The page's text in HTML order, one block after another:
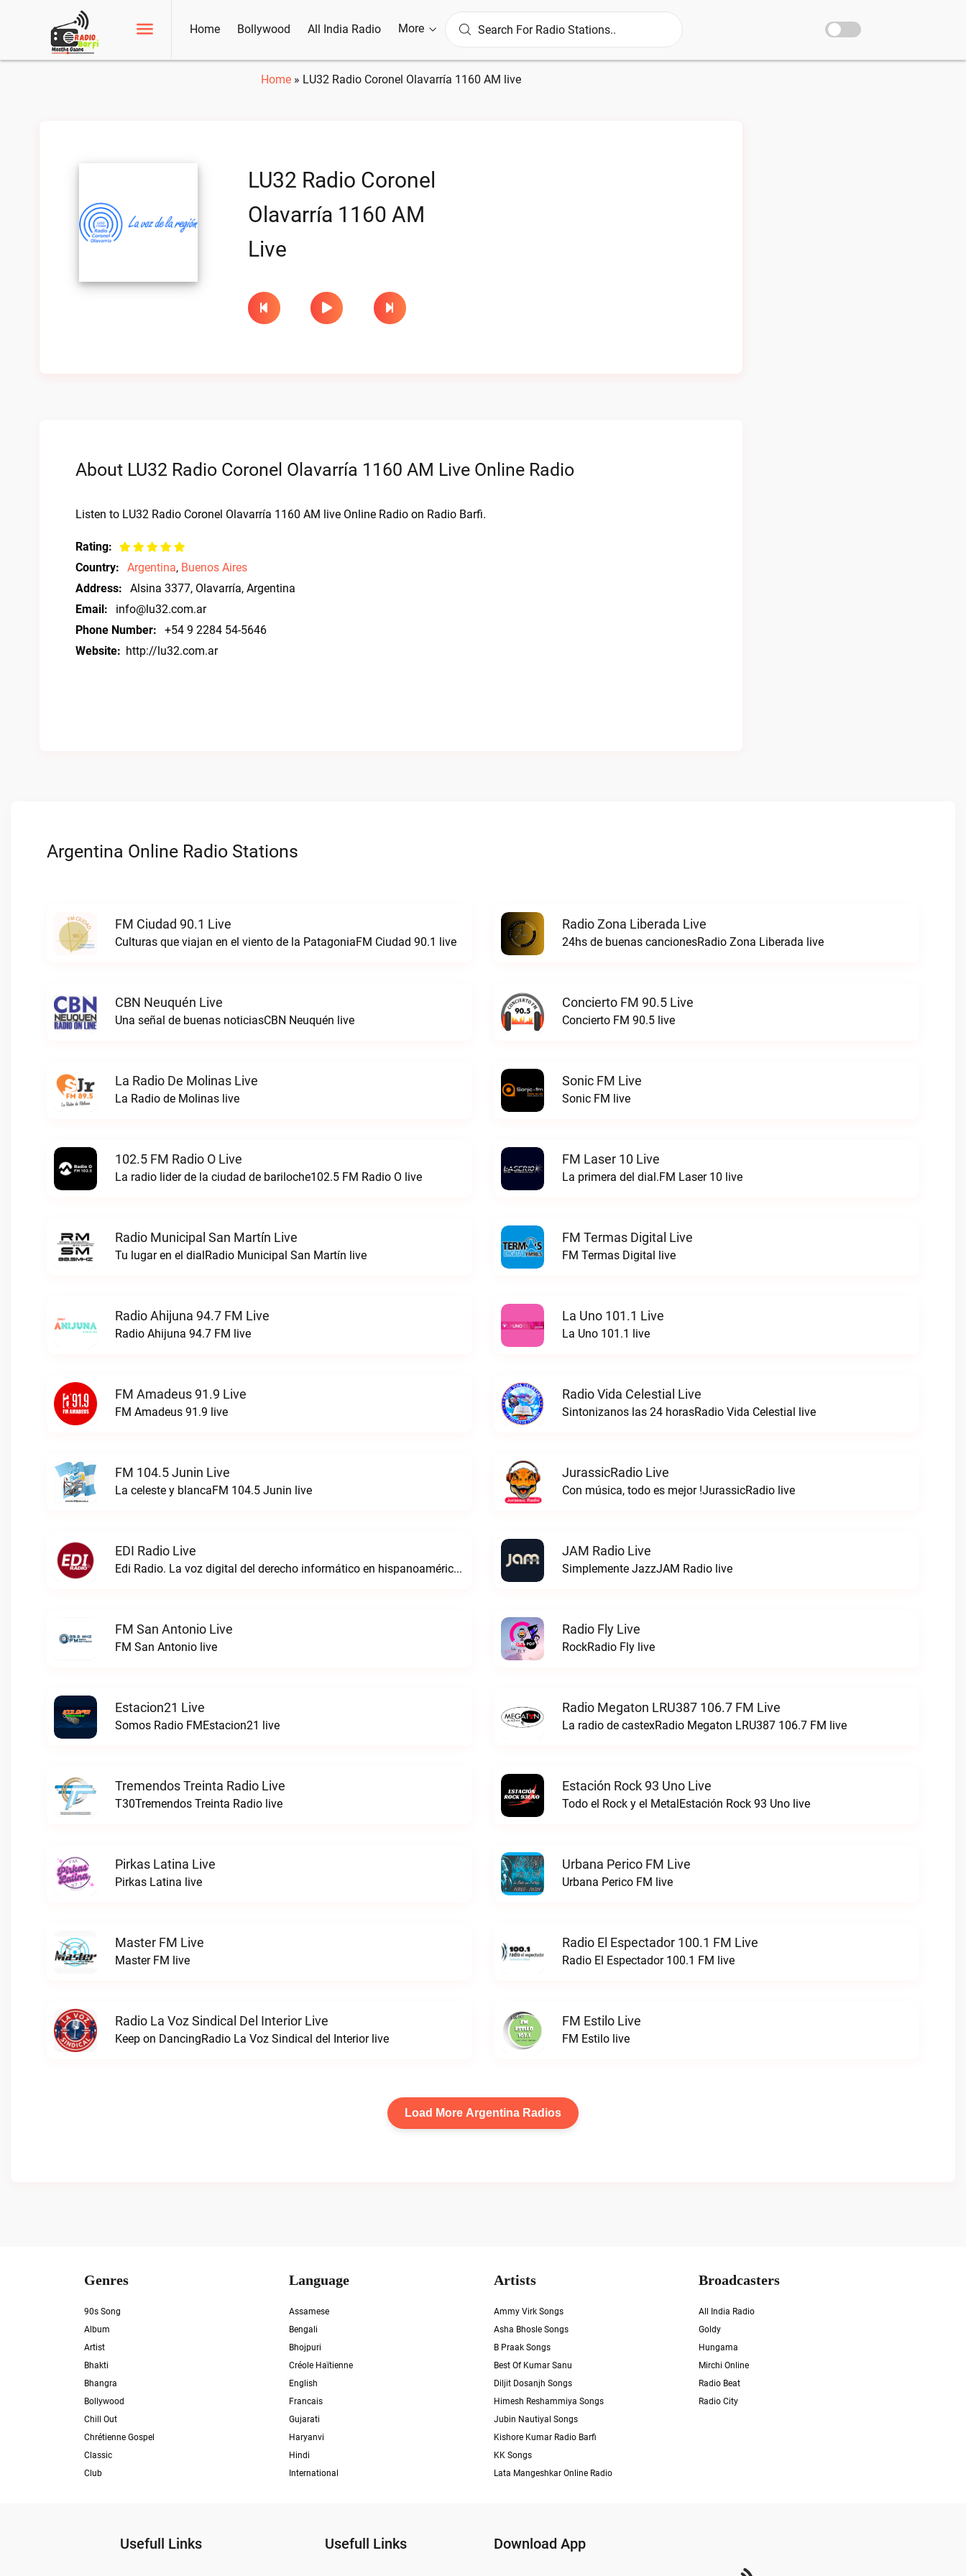
Home Bollywood All India Radio More
Home » LU32 Radio Coronel Olavarría 1160 AM live
LU32 Radio Coronel
Olavarría 1160 AM
Live
About LU32 Radio Coronel Olavarría 1160 AM Live Online Radio
Listen to LU32 Radio Coronel Olavarría 1160 AM live Online Radio on Radio Barfi.
Rating:
Country:
Argentina, Buenos Aires
Address:
Alsina 3377, Olavarría, Argentina
Email:
info@lu32.com.ar
Phone Number:
+54 9 2284 54-5646
Website: http://lu32.com.ar
Argentina Online Radio Stations
FM Ciudad 90.1 Live
Culturas que viajan en el viento de la PatagoniaFM Ciudad 90.1 live
Radio Zona Liberada Live
24hs de buenas cancionesRadio Zona Liberada live
CBN Neuquén Live
Una señal de buenas noticiasCBN Neuquén live
Concierto FM 90.5 Live
Concierto FM 90.5 live
La Radio De Molinas Live
La Radio de Molinas live
Sonic FM Live
Sonic FM live
102.5 FM Radio O Live
La radio lider de la ciudad de bariloche102.5 FM Radio O live
FM Laser 10 Live
La primera del dial.FM Laser 10 live
Radio Municipal San Martín Live
Tu lugar en el dialRadio Municipal San Martín live
FM Termas Digital Live
FM Termas Digital live
Radio Ahijuna 94.7 FM Live
Radio Ahijuna 94.7 FM live
La Uno 101.1 Live
La Uno 101.1 live
FM Amadeus 91.9 Live
FM Amadeus 91.9 live
Radio Vida Celestial Live
Sintonizanos las 24 horasRadio Vida Celestial live
FM 104.5 Junin Live
La celeste y blancaFM 104.5 Junin live
JurassicRadio Live
Con música, todo es mejor !JurassicRadio live
EDI Radio Live
Edi Radio. La voz digital del derecho informático en hispanoaméricaEDI Radio live
JAM Radio Live
Simplemente JazzJAM Radio live
FM San Antonio Live
FM San Antonio live
Radio Fly Live
RockRadio Fly live
Estacion21 Live
Somos Radio FMEstacion21 live
Radio Megaton LRU387 106.7 FM Live
La radio de castexRadio Megaton LRU387 106.7 FM live
Tremendos Treinta Radio Live
T30Tremendos Treinta Radio live
Estación Rock 93 Uno Live
Todo el Rock y el MetalEstación Rock 93 Uno live
Pirkas Latina Live
Pirkas Latina live
Urbana Perico FM Live
Urbana Perico FM live
Master FM Live
Master FM live
Radio El Espectador 100.1 FM Live
Radio El Espectador 100.1 FM live
Radio La Voz Sindical Del Interior Live
Keep on DancingRadio La Voz Sindical del Interior live
FM Estilo Live
FM Estilo live
Load More Argentina Radios
Genres
90s Song
Album
Artist
Bhakti
Bhangra
Bollywood
Chill Out
Chrétienne Gospel
Classic
Club
Language
Assamese
Bengali
Bhojpuri
Créole Haïtienne
English
Francais
Gujarati
Haryanvi
Hindi
International
Artists
Ammy Virk Songs
Asha Bhosle Songs
B Praak Songs
Best Of Kumar Sanu
Diljit Dosanjh Songs
Himesh Reshammiya Songs
Jubin Nautiyal Songs
Kishore Kumar Radio Barfi
KK Songs
Lata Mangeshkar Online Radio
Broadcasters
All India Radio
Goldy
Hungama
Mirchi Online
Radio Beat
Radio City
Usefull Links Usefull Links Download App